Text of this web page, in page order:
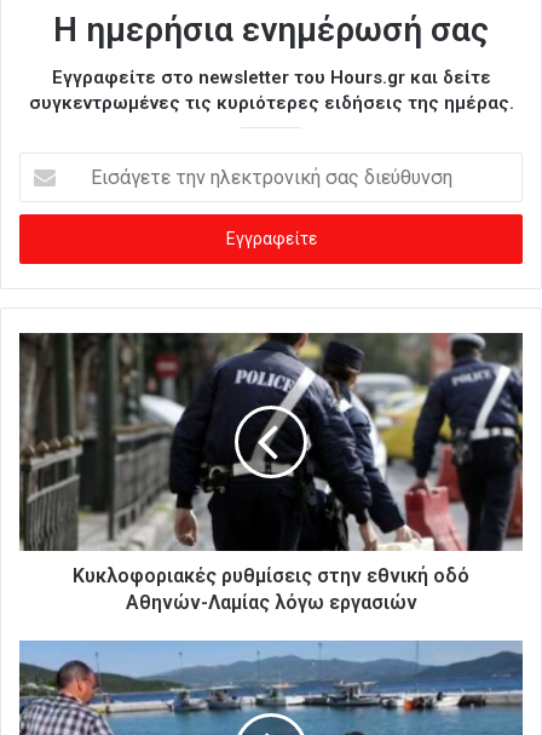
Η ημερήσια ενημέρωσή σας
Εγγραφείτε στο newsletter του Hours.gr και δείτε
συγκεντρωμένες τις κυριότερες ειδήσεις της ημέρας.
σ
γ
ε
ε
η
ν
η
λ
ε
τ
κ
ή
σ
Κυκλοφοριακές ρυθμίσεις στην εθνική οδό
Αθηνών-Λαμίας λόγω εργασιών